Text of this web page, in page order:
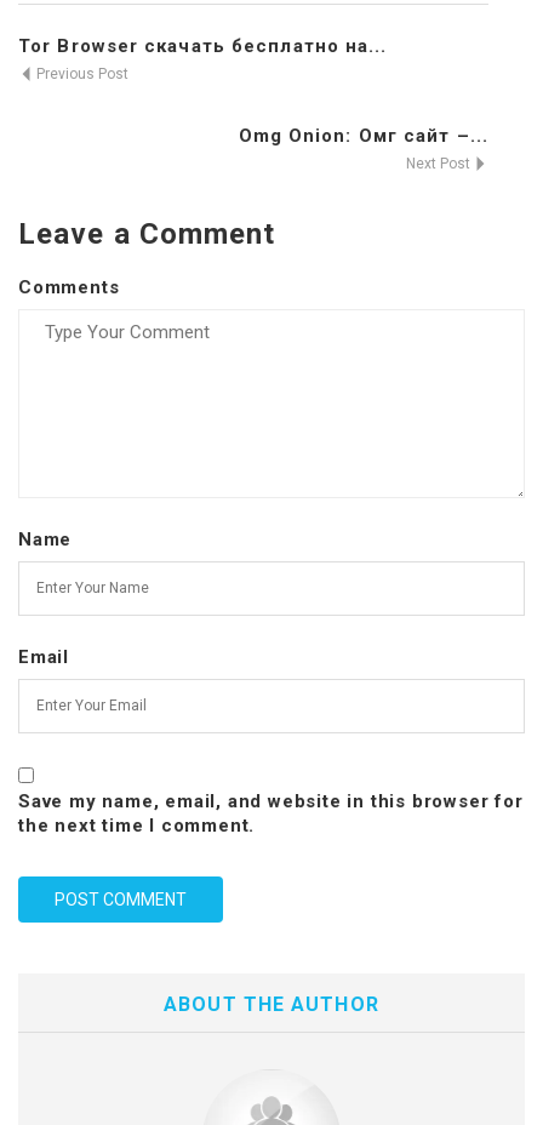
Tor Browser скачать бесплатно на...
Previous Post
Omg Onion: Омг сайт –...
Next Post
Leave a Comment
Comments
Name
Email
Save my name, email, and website in this browser for
the next time I comment.
ABOUT THE AUTHOR